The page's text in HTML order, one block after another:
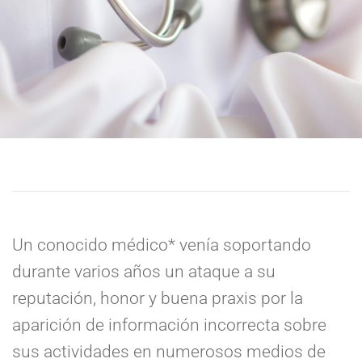
Un conocido médico* venía soportando
durante varios años un ataque a su
reputación, honor y buena praxis por la
aparición de información incorrecta sobre
sus actividades en numerosos medios de